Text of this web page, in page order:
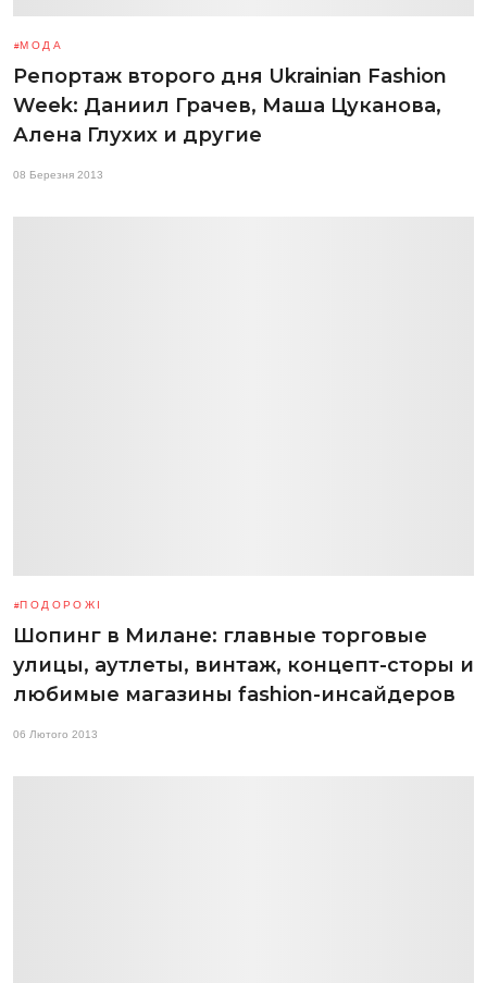
МОДА
Репортаж второго дня Ukrainian Fashion
Week: Даниил Грачев, Маша Цуканова,
Алена Глухих и другие
08 Березня 2013
ПОДОРОЖІ
Шопинг в Милане: главные торговые
улицы, аутлеты, винтаж, концепт-сторы и
любимые магазины fashion-инсайдеров
06 Лютого 2013